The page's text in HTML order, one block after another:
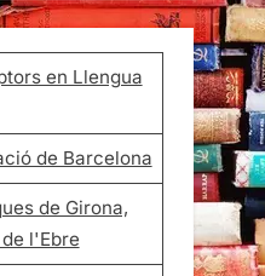
en Llengua
de Barcelona
de Girona,
l'Ebre